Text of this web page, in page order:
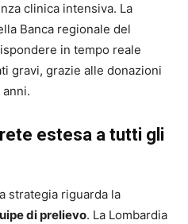
clinica intensiva. La
Banca regionale del
in tempo reale
gravi, grazie alle donazioni
estesa a tutti gli
strategia riguarda la
di prelievo. La Lombardia